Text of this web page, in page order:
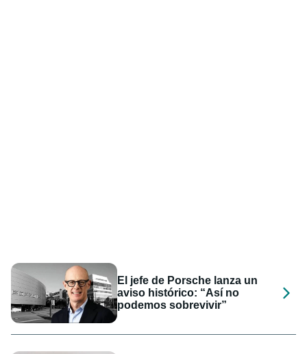
El jefe de Porsche lanza un
aviso histórico: “Así no
podemos sobrevivir”